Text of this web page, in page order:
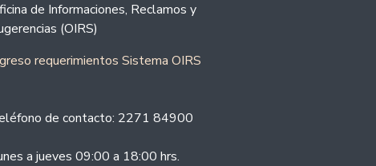
de Informaciones, Reclamos y
(OIRS)
requerimientos Sistema OIRS
de contacto: 2271 84900
a jueves 09:00 a 18:00 hrs.